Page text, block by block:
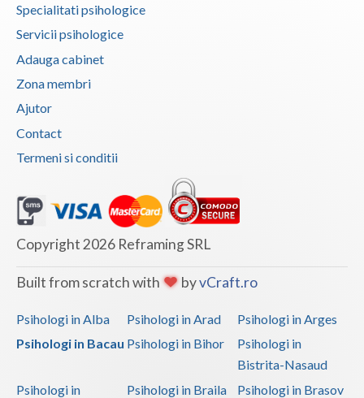
Specialitati psihologice
Servicii psihologice
Adauga cabinet
Zona membri
Ajutor
Contact
Termeni si conditii
Copyright 2026 Reframing SRL
Built from scratch with byvCraft.ro
Psihologi in Alba Psihologi in Arad
Psihologi in Arges
Psihologi in Bacau Psihologi in Bihor
Psihologi in
Bistrita-Nasaud
Psihologi in
Psihologi in Braila
Psihologi in Brasov